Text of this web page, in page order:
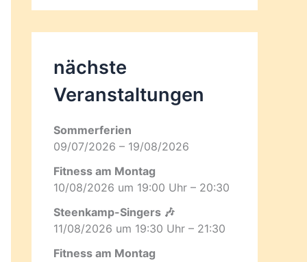
nächste
Veranstaltungen
Sommerferien
09/07/2026 – 19/08/2026
Fitness am Montag
10/08/2026 um 19:00 Uhr – 20:30
Steenkamp-Singers 🎶
11/08/2026 um 19:30 Uhr – 21:30
Fitness am Montag